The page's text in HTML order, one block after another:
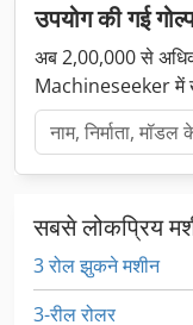
उपयोग की गई
अब 2,00,000 से
Machineseeker में
सबसे लोकप्रिय
3 रोल झुकने मशीन
3-रील रोलर